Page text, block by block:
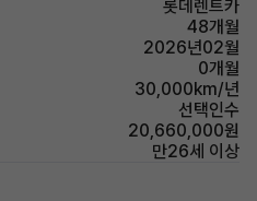
롯데렌트카
48개월
2026년02월
0개월
30,000km/년
선택인수
20,660,000원
만26세 이상